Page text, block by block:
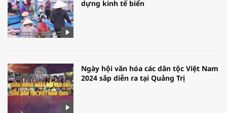
dựng kinh tế biển
Ngày hội văn hóa các dân tộc Việt Nam
2024 sắp diễn ra tại Quảng Trị